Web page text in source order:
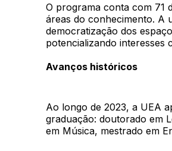
O programa conta com 71
áreas do conhecimento. A
democratização dos
potencializando interesses
Avanços históricos
Ao longo de 2023, a UEA
graduação: doutorado em
em Música, mestrado em